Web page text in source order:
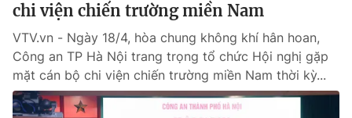
Emagazine Podcast
Photo Infographic
Video Shorts video
chi viện chiến trường miền Nam
VTV.vn - Ngày 18/4, hòa chung không khí hân hoan,
Công an TP Hà Nội trang trọng tổ chức Hội nghị gặp
mặt cán bộ chi viện chiến trường miền Nam thời kỳ...